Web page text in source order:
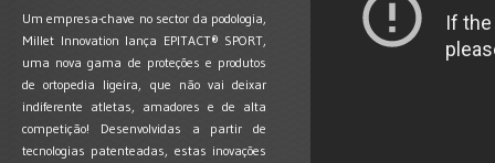
Um empresa-chave no sector da podologia,
Millet Innovation lança EPITACT® SPORT,
uma nova gama de proteções e produtos
de ortopedia ligeira, que não vai deixar
indiferente atletas, amadores e de alta
competição! Desenvolvidas a partir de
tecnologias patenteadas, estas inovações